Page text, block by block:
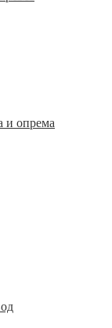
и опрема